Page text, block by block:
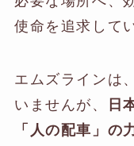
使命を追求して
エムズラインは
いませんが、
日
「人の配車」の